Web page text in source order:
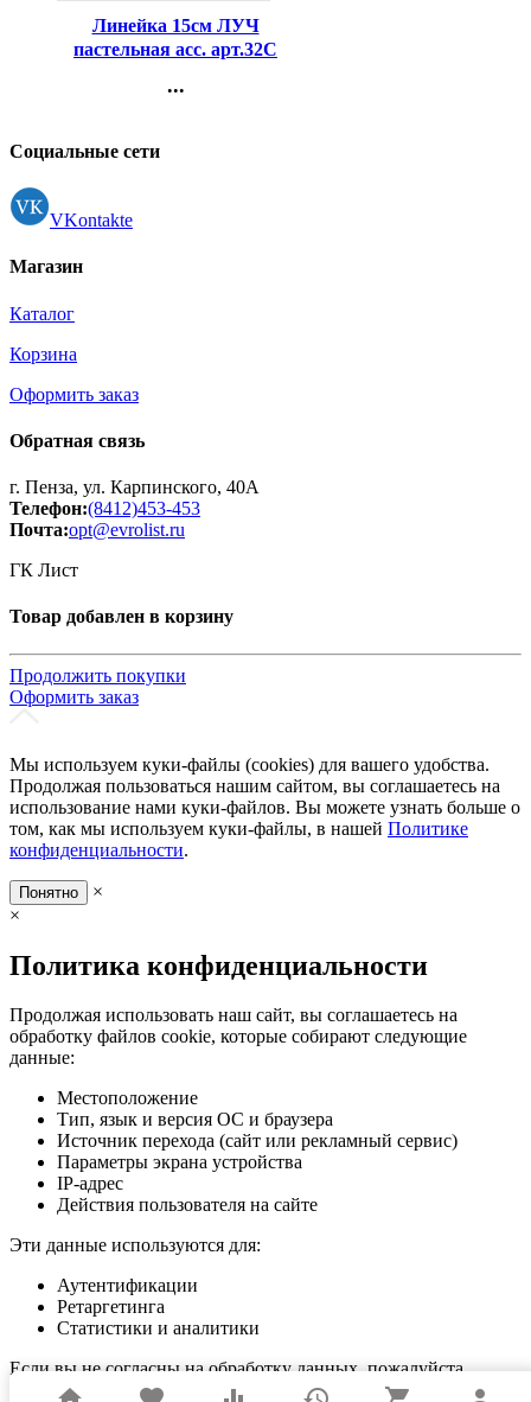
Линейка 15см ЛУЧ
пастельная асс. арт.32С
...
Регистрация
Социальные сети
VKontakte
Магазин
Каталог
Корзина
Оформить заказ
Обратная связь
г. Пенза, ул. Карпинского, 40А
Телефон:(8412)453-453
Почта:opt@evrolist.ru
ГК Лист
Товар добавлен в корзину
Продолжить покупки
Оформить заказ
Мы используем куки-файлы (cookies) для вашего удобства.
Продолжая пользоваться нашим сайтом, вы соглашаетесь на
использование нами куки-файлов. Вы можете узнать больше о
том, как мы используем куки-файлы, в нашей Политике
конфиденциальности.
Понятно
×
×
Политика конфиденциальности
Продолжая использовать наш сайт, вы соглашаетесь на
обработку файлов cookie, которые собирают следующие
данные:
Местоположение
Тип, язык и версия ОС и браузера
Источник перехода (сайт или рекламный сервис)
Параметры экрана устройства
IP-адрес
Действия пользователя на сайте
Эти данные используются для:
Аутентификации
Ретаргетинга
Статистики и аналитики
Если вы не согласны на обработку данных, пожалуйста,
покиньте сайт.